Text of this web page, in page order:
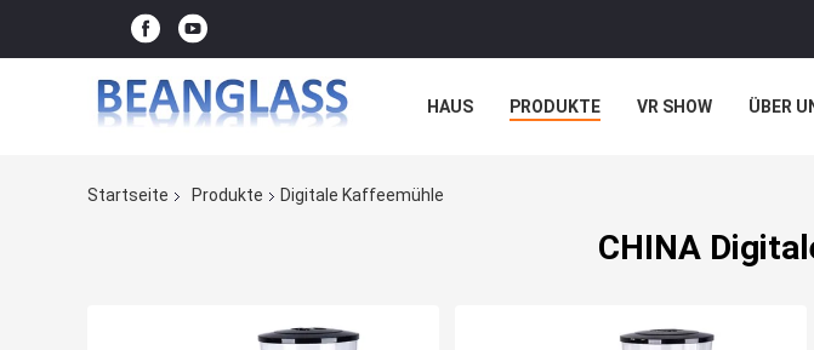
HAUS PRODUKTE VR SHOW ÜBER
Startseite
Produkte Digitale Kaffeemühle
CHINA